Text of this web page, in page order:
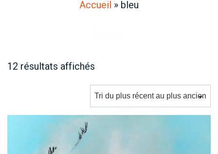
Accueil » bleu
12 résultats affichés
du
plus
récent